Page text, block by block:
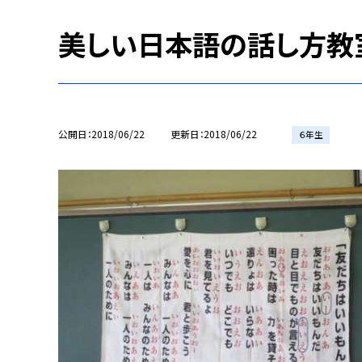
美しい日本語の話し方
公開日 2018/06/22 更新日 2018/06/22 ６年生